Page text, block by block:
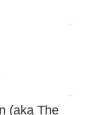
(aka The